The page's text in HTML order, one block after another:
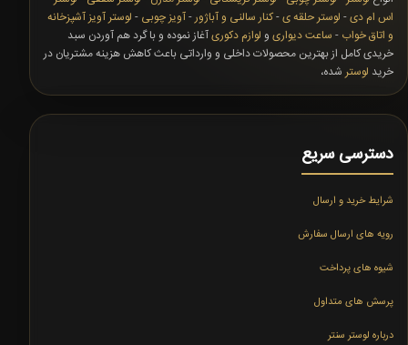
اس ام دی- لوستر حلقه ی-کنار سالنی و آباژور-آویز چوبی - لوستر آویز آشپزخانه
و اتاق خواب - ساعت دیواری و لوازم دکوریآغاز نموده و با گرد هم آوردن سبد
خریدی کامل از بهترین محصولات داخلی و وارداتی باعث کاهش هزینه مشتریان در
خرید لوستر شده،
دسترسی سریع
شرایط خرید و ارسال
رویه های ارسال سفارش
شیوه های پرداخت
پرسش های متداول
درباره لوستر سنتر